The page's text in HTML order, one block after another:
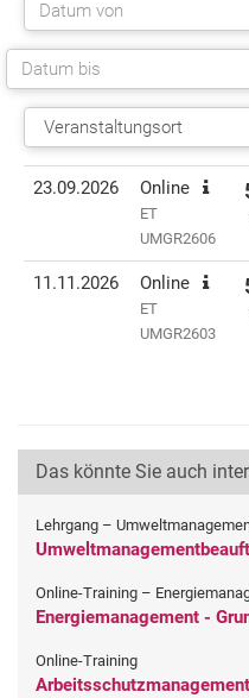
Termin(e) Informationen
23.09.2026 Online
ET
UMGR2606
11.11.2026 Online
ET
UMGR2603
Das könnte Sie auch
Lehrgang –
Online-Training –
Energiemanagement -
Online-Training